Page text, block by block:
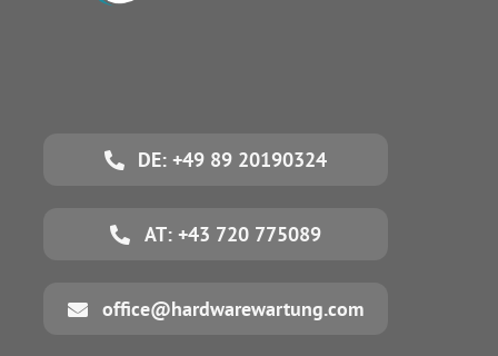
DE: +49 89 20190324
AT: +43 720 775089
office@hardwarewartung.com